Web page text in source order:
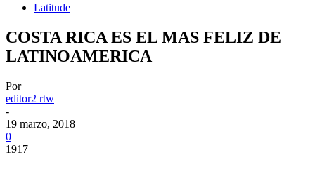
Latitude
COSTA RICA ES EL MAS FELIZ DE
LATINOAMERICA
Por
editor2 rtw
-
19 marzo, 2018
0
1917